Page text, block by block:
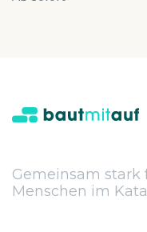
Gemeinsam stark
Menschen im